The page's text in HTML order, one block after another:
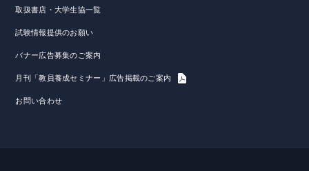
取扱書店・大学生協一覧
試験情報提供のお願い
バナー広告募集のご案内
月刊「教員養成セミナー」広告掲載のご案内
お問い合わせ